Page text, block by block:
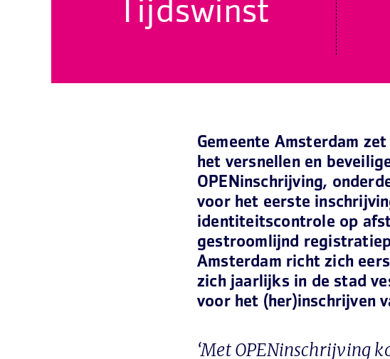
Tijdswinst
Gemeente Amsterdam
het versnellen en
OPENinschrijving,
voor het eerste
identiteitscontrole op
gestroomlijnd
Amsterdam richt zich
zich jaarlijks in de stad
voor het (her)inschrijven
‘Met OPENinschrijving